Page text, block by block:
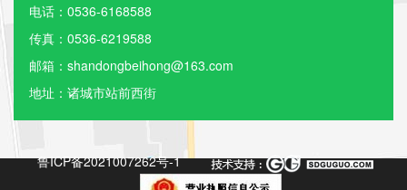
电话：0536-6168588
传真：0536-6219588
邮箱：shandongbeihong@163.com
地址：诸城市站前西街
鲁ICP备2021007262号-1